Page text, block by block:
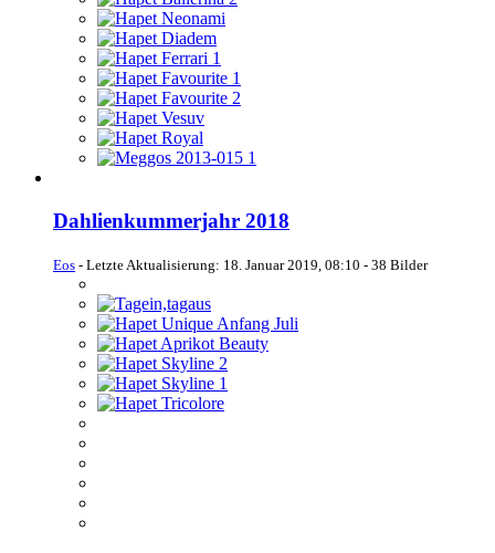
Dahlienkummerjahr 2018
Eos - Letzte Aktualisierung: 18. Januar 2019, 08:10 - 38 Bilder